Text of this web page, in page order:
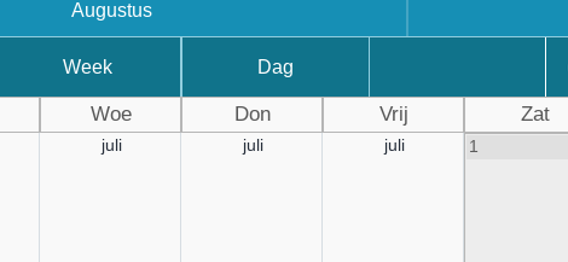
Augustus
Week Dag
Woe Don Vrij Zat
juli juli juli 1